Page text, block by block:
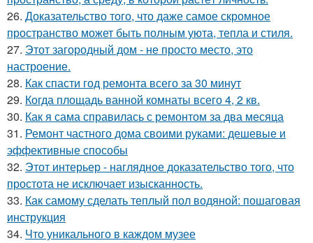
26. Доказательство того, что даже самое скромное
пространство может быть полным уюта, тепла и стиля.
27. Этот загородный дом - не просто место, это
настроение.
28. Как спасти год ремонта всего за 30 минут
29. Когда площадь ванной комнаты всего 4, 2 кв.
30. Как я сама справилась с ремонтом за два месяца
31. Ремонт частного дома своими руками: дешевые и
эффективные способы
32. Этот интерьер - наглядное доказательство того, что
простота не исключает изысканность.
33. Как самому сделать теплый пол водяной: пошаговая
инструкция
34. Что уникального в каждом музее